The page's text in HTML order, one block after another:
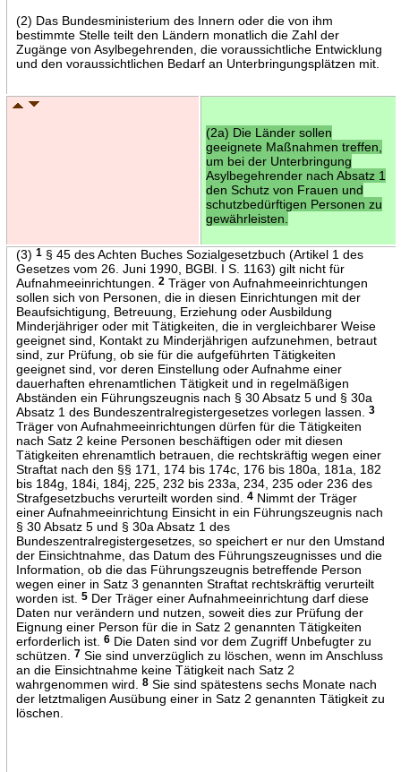
(2) Das Bundesministerium des Innern oder die von ihm
bestimmte Stelle teilt den Ländern monatlich die Zahl der
Zugänge von Asylbegehrenden, die voraussichtliche Entwicklung
und den voraussichtlichen Bedarf an Unterbringungsplätzen mit.
(2a) Die Länder sollen
geeignete Maßnahmen treffen,
um bei der Unterbringung
Asylbegehrender nach Absatz 1
den Schutz von Frauen und
schutzbedürftigen Personen zu
gewährleisten.
(3) 1§ 45 des Achten Buches Sozialgesetzbuch (Artikel 1 des
Gesetzes vom 26. Juni 1990, BGBl. I S. 1163) gilt nicht für
Aufnahmeeinrichtungen.
2Träger von Aufnahmeeinrichtungen
sollen sich von Personen, die in diesen Einrichtungen mit der
Beaufsichtigung, Betreuung, Erziehung oder Ausbildung
Minderjähriger oder mit Tätigkeiten, die in vergleichbarer Weise
geeignet sind, Kontakt zu Minderjährigen aufzunehmen, betraut
sind, zur Prüfung, ob sie für die aufgeführten Tätigkeiten
geeignet sind, vor deren Einstellung oder Aufnahme einer
dauerhaften ehrenamtlichen Tätigkeit und in regelmäßigen
Abständen ein Führungszeugnis nach § 30 Absatz 5 und § 30a
Absatz 1 des Bundeszentralregistergesetzes vorlegen lassen.
3
Träger von Aufnahmeeinrichtungen dürfen für die Tätigkeiten
nach Satz 2 keine Personen beschäftigen oder mit diesen
Tätigkeiten ehrenamtlich betrauen, die rechtskräftig wegen einer
Straftat nach den §§ 171, 174 bis 174c, 176 bis 180a, 181a, 182
bis 184g, 184i, 184j, 225, 232 bis 233a, 234, 235 oder 236 des
Strafgesetzbuchs verurteilt worden sind.
4Nimmt der Träger
einer Aufnahmeeinrichtung Einsicht in ein Führungszeugnis nach
§ 30 Absatz 5 und § 30a Absatz 1 des
Bundeszentralregistergesetzes, so speichert er nur den Umstand
der Einsichtnahme, das Datum des Führungszeugnisses und die
Information, ob die das Führungszeugnis betreffende Person
wegen einer in Satz 3 genannten Straftat rechtskräftig verurteilt
worden ist.
5Der Träger einer Aufnahmeeinrichtung darf diese
Daten nur verändern und nutzen, soweit dies zur Prüfung der
Eignung einer Person für die in Satz 2 genannten Tätigkeiten
erforderlich ist.
6Die Daten sind vor dem Zugriff Unbefugter zu
schützen.
7Sie sind unverzüglich zu löschen, wenn im Anschluss
an die Einsichtnahme keine Tätigkeit nach Satz 2
wahrgenommen wird.
8Sie sind spätestens sechs Monate nach
der letztmaligen Ausübung einer in Satz 2 genannten Tätigkeit zu
löschen.